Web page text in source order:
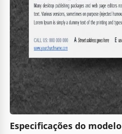
Especificações do modelo